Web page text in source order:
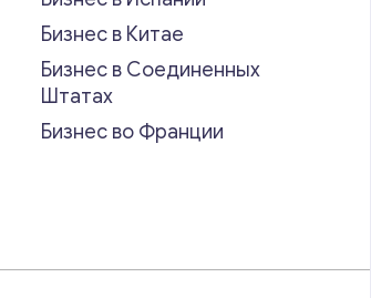
Бизнес в Китае
Бизнес в Соединенных
Штатах
Бизнес во Франции